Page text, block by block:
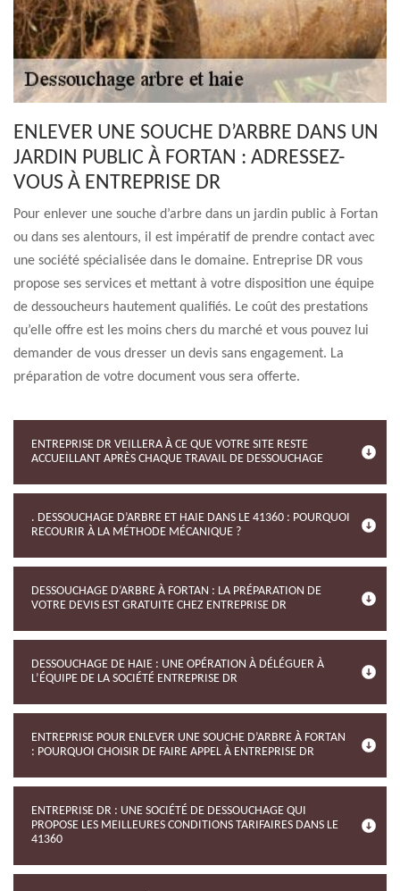
ENLEVER UNE SOUCHE D’ARBRE DANS UN
JARDIN PUBLIC À FORTAN : ADRESSEZ-
VOUS À ENTREPRISE DR
Pour enlever une souche d’arbre dans un jardin public à Fortan
ou dans ses alentours, il est impératif de prendre contact avec
une société spécialisée dans le domaine. Entreprise DR vous
propose ses services et mettant à votre disposition une équipe
de dessoucheurs hautement qualifiés. Le coût des prestations
qu’elle offre est les moins chers du marché et vous pouvez lui
demander de vous dresser un devis sans engagement. La
préparation de votre document vous sera offerte.
ENTREPRISE DR VEILLERA À CE QUE VOTRE SITE RESTE
ACCUEILLANT APRÈS CHAQUE TRAVAIL DE DESSOUCHAGE
. DESSOUCHAGE D’ARBRE ET HAIE DANS LE 41360 : POURQUOI
RECOURIR À LA MÉTHODE MÉCANIQUE ?
DESSOUCHAGE D’ARBRE À FORTAN : LA PRÉPARATION DE
VOTRE DEVIS EST GRATUITE CHEZ ENTREPRISE DR
DESSOUCHAGE DE HAIE : UNE OPÉRATION À DÉLÉGUER À
L’ÉQUIPE DE LA SOCIÉTÉ ENTREPRISE DR
ENTREPRISE POUR ENLEVER UNE SOUCHE D’ARBRE À FORTAN
: POURQUOI CHOISIR DE FAIRE APPEL À ENTREPRISE DR
ENTREPRISE DR : UNE SOCIÉTÉ DE DESSOUCHAGE QUI
PROPOSE LES MEILLEURES CONDITIONS TARIFAIRES DANS LE
41360